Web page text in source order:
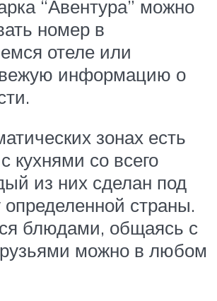
“Авентура” можно
номер в
отеле или
информацию о
зонах есть
кухнями со всего
из них сделан под
определенной страны.
блюдами, общаясь с
можно в любом